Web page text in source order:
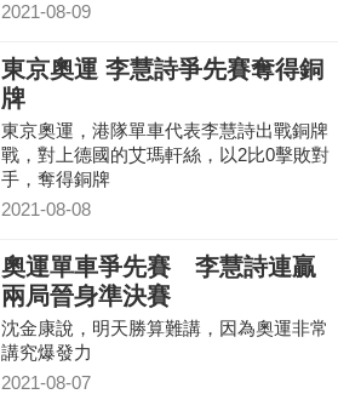
2021-08-09
東京奧運 李慧詩爭先賽奪得銅
牌
東京奧運，港隊單車代表李慧詩出戰銅牌
戰，對上德國的艾瑪軒絲，以2比0擊敗對
手，奪得銅牌
2021-08-08
奧運單車爭先賽 李慧詩連贏
兩局晉身準決賽
沈金康說，明天勝算難講，因為奧運非常
講究爆發力
2021-08-07